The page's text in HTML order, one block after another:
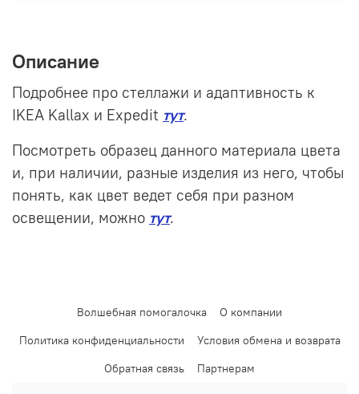
Описание
Подробнее про стеллажи и адаптивность к
IKEA Kallax и Expedit тут.
Посмотреть образец данного материала цвета
и, при наличии, разные изделия из него, чтобы
понять, как цвет ведет себя при разном
освещении, можно тут.
Волшебная помогалочка
О компании
Политика конфиденциальности
Условия обмена и возврата
Обратная связь
Партнерам